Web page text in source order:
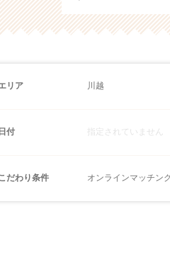
リア 川越
日付 指定されていません
だわり条件 オンラインマッチン